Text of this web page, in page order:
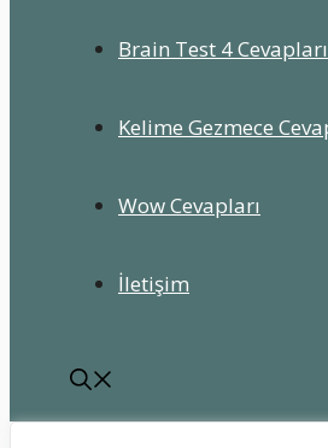
Brain Test 4 Cevapları
Kelime Gezmece
Wow Cevapları
İletişim